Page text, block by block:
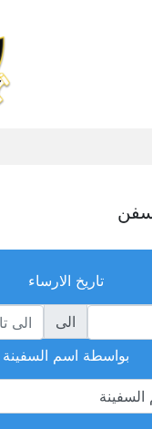
تاريخ الارساء
الى
بواسطة اسم السفينة